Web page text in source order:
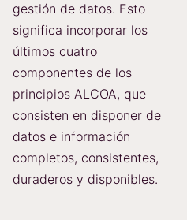
gestión de datos. Esto
significa incorporar los
últimos cuatro
componentes de los
principios ALCOA, que
consisten en disponer de
datos e información
completos, consistentes,
duraderos y disponibles.